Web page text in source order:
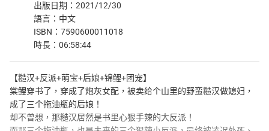
出版日期：2021/12/30
語言：中文
ISBN：7590600011018
時長：06:58:44
【糙汉+反派+萌宝+后娘+锦鲤+团宠】
棠鲤穿书了，穿成了炮灰女配，被卖给个山里的野蛮糙汉做媳妇，
成了三个拖油瓶的后娘！
却不曾想，那糙汉居然是书里心狠手辣的大反派！